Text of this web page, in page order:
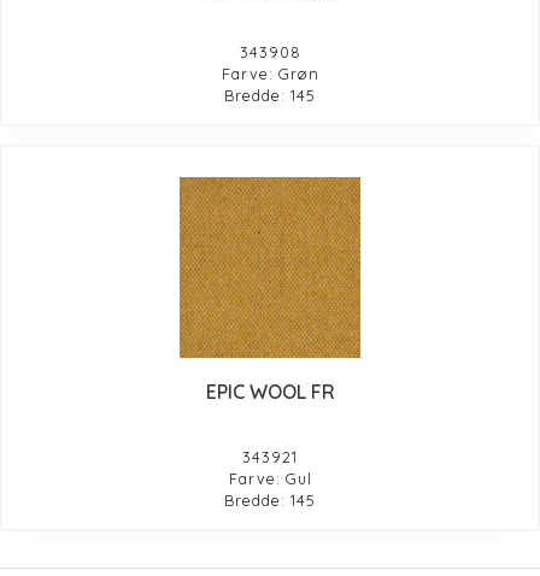
343908
Farve: Grøn
Bredde: 145
EPIC WOOL FR
343921
Farve: Gul
Bredde: 145